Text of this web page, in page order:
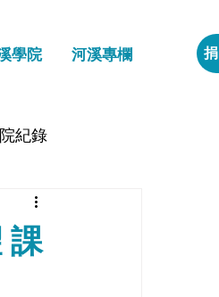
學院 河溪專欄
紀錄
課